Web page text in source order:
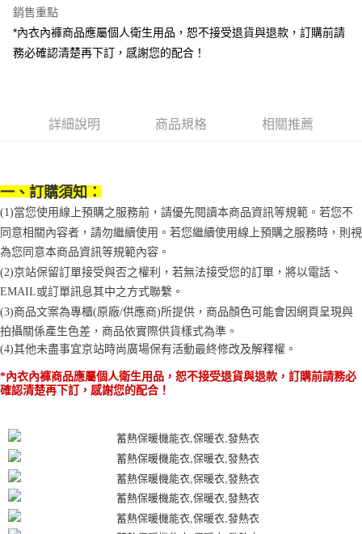
流程，驗證手機門號後，選擇欲分期的期數、繳款截止日，確認付款後即完
成交易。
3.實際核准額度、可分期數及費用金額請依後續交易確認頁面所載為準。
4.訂單成立30分鐘內，如未前往確認交易或遇審核未通過，訂單將自動取
醒簡訊。
【注意事項】
1.本服務係由「台灣大哥大股份有限公司」（以下簡稱本公司）所提供，讓
用戶於交易時，得透過本服務購買商品或服務，並由商店將買賣／分期付款
買賣價金債權讓與本公司後，依約使用本公司帳單繳交帳款。
2.基於同意付款使用「大哥付你分期」之契約關係目的，商店將以您的個人
資料（包含姓名、電話或地址）提供予台灣大哥大進項蒐集、處理及利用，
由本公司與您本人進行分期帳單所需資料之確認、核對及更正。
3.完整用戶服務條款，請詳閱以下連結：
【關於「AFTEE先享後付」】
AFTEE先享後付是「在收到商品之後才付款」的支付方式。 讓您購物簡單
１．簡單：不需註冊會員、不需綁卡、不需儲值。
【「AFTEE先享後付」結帳流程】
１．於結帳方式選擇「AFTEE先享後付」後，將跳轉至「AFTEE先享後付」
ATM／網路銀行／等多元方式進行付款，方視為交易完成。
※ 請注意：結帳手續完成當下不需立刻繳費，但若您需要取消訂單，請聯絡
購買商品的店家。未經商家同意取消之訂單仍視為有效，需透過AFTEE先享
後付繳納相關費用。
※ 交易是否成功請以「AFTEE先享後付 」之結帳頁面顯示為準，若有關於
是否繳費成功／繳費後需取消欲退款等相關疑問，請聯繫「AFTEE先享後付
客戶支援中心」https://netprotections.freshdesk.com/support/home
【注意事項】
１．透過由恩沛科技股份有限公司提供之「AFTEE先享後付」服務完成之交
易，需依本服務之必要範圍內提供個人資料，並將交易相關給付款項請求債
權轉讓予恩沛科技股份有限公司。
https://aftee.tw/terms/#terms3
３．未成年的使用者請事先徵得法定代理人或監護人之同意方可使用
４．使用「AFTEE先享後付」時，將依據個別帳號之用戶狀況，依本公司即
時審查核予不同之上限額度；若仍有額度不足之情形，本公司將視審查結果
請求用戶進行身份認證。
５．嚴禁一人註冊多個帳號或使用他人資訊註冊。若發現惡意使用之情形，
恩沛科技股份有限公司將有權停止該用戶之使用額度並採取法律行動。
ATM付款
宅配
每筆NT$100，滿NT$1,000(含以上)免運費
京站台北店客服中心(1F星巴克旁) 即日起不提供京站紙袋，取件時
請自備購物袋，若需購買紙袋可現場詢問
免運費
銷售重點
*內衣內褲商品應屬個人衛生用品，恕不接受退貨與退款，訂購前請
務必確認清楚再下訂，感謝您的配合！
詳細說明 商品規格 相關推薦
一、訂購須知：
(1)當您使用線上預購之服務前，請優先閱讀本商品資訊等規範。若您不
同意相關內容者，請勿繼續使用。若您繼續使用線上預購之服務時，則視
為您同意本商品資訊等規範內容。
(2)京站保留訂單接受與否之權利，若無法接受您的訂單，將以電話、
EMAIL或訂單訊息其中之方式聯繫。
(3)商品文案為專櫃(原廠/供應商)所提供，商品顏色可能會因網頁呈現與
拍攝關係產生色差，商品依實際供貨樣式為準。
(4)其他未盡事宜京站時尚廣場保有活動最終修改及解釋權。
*內衣內褲商品應屬個人衛生用品，恕不接受退貨與退款，訂購前請務必
確認清楚再下訂，感謝您的配合！